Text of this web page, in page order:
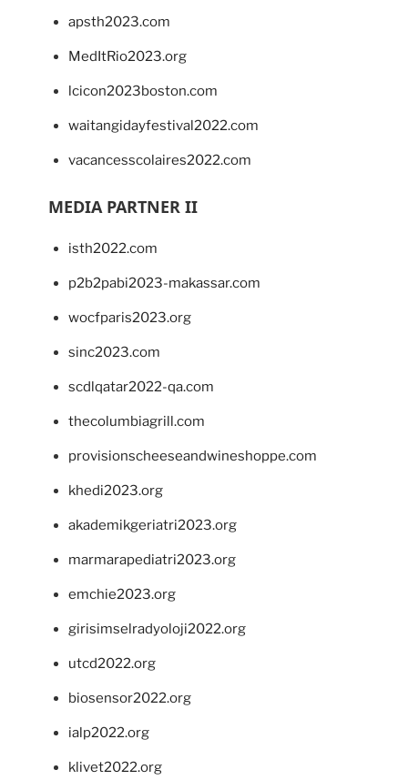
apsth2023.com
MedItRio2023.org
lcicon2023boston.com
waitangidayfestival2022.com
vacancesscolaires2022.com
MEDIA PARTNER II
isth2022.com
p2b2pabi2023-makassar.com
wocfparis2023.org
sinc2023.com
scdlqatar2022-qa.com
thecolumbiagrill.com
provisionscheeseandwineshoppe.com
khedi2023.org
akademikgeriatri2023.org
marmarapediatri2023.org
emchie2023.org
girisimselradyoloji2022.org
utcd2022.org
biosensor2022.org
ialp2022.org
klivet2022.org